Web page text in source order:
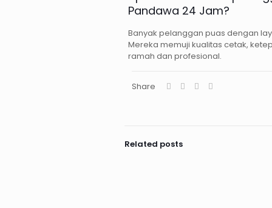
Pandawa 24 Jam?
Banyak pelanggan puas dengan
Mereka memuji kualitas cetak,
ramah dan profesional.
Share
Related posts